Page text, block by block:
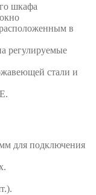
шкафа
в
регулируемые
стали и
для подключения